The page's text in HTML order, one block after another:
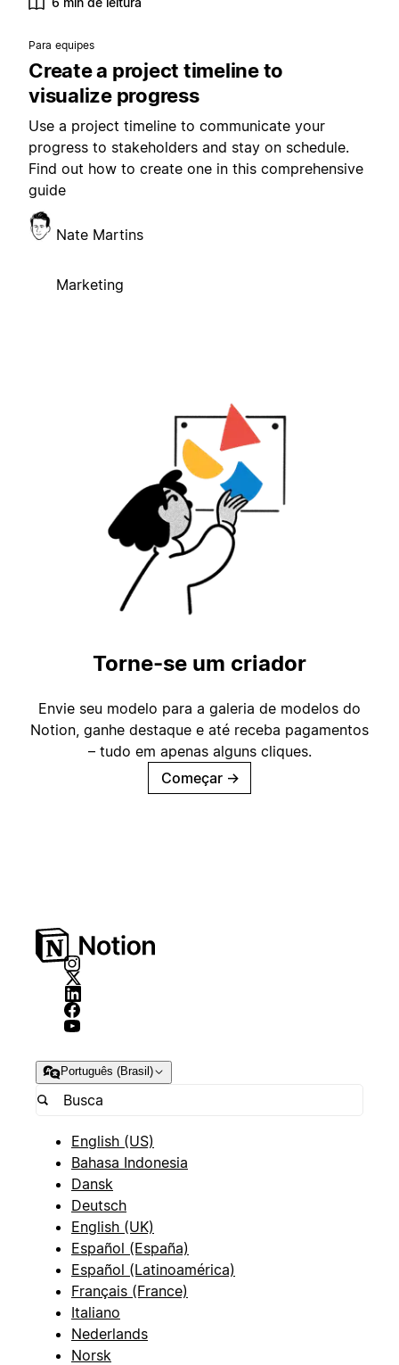
Para equipes
Create a project timeline to
visualize progress
Use a project timeline to communicate your
progress to stakeholders and stay on schedule.
Find out how to create one in this comprehensive
guide
Nate Martins
Marketing
Torne-se um criador
Envie seu modelo para a galeria de modelos do
Notion, ganhe destaque e até receba pagamentos
– tudo em apenas alguns cliques.
Começar →
Português (Brasil)
English (US)
Bahasa Indonesia
Dansk
Deutsch
English (UK)
Español (España)
Español (Latinoamérica)
Français (France)
Italiano
Nederlands
Norsk